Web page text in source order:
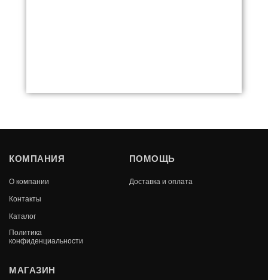
ЧУГУННАЯ ПЕЧЬ УРАГАН КОВКА 22
ПАНОРАМА "М"
65 620
КОМПАНИЯ
О компании
Контакты
Каталог
Политика
конфиденциальности
ПОМОЩЬ
Доставка и оплата
МАГАЗИН